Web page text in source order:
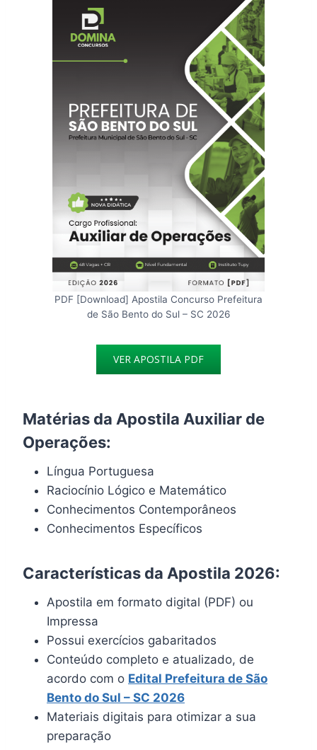
PDF [Download] Apostila Concurso Prefeitura
de São Bento do Sul – SC 2026
VER APOSTILA PDF
Matérias da Apostila Auxiliar de
Operações:
Língua Portuguesa
Raciocínio Lógico e Matemático
Conhecimentos Contemporâneos
Conhecimentos Específicos
Características da Apostila 2026:
Apostila em formato digital (PDF) ou
Impressa
Possui exercícios gabaritados
Conteúdo completo e atualizado, de
acordo com o Edital Prefeitura de São
Bento do Sul – SC 2026
Materiais digitais para otimizar a sua
preparação